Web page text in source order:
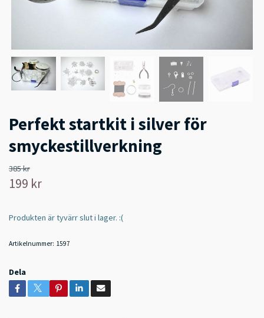
Perfekt startkit i silver för
smyckestillverkning
385 kr
199 kr
Produkten är tyvärr slut i lager. :(
Artikelnummer: 1597
Dela